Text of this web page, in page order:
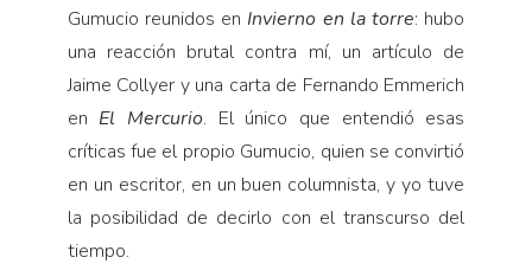
Gumucio reunidos en Invierno en la torre: hubo
una reacción brutal contra mí, un artículo de
Jaime Collyer y una carta de Fernando Emmerich
en El Mercurio. El único que entendió esas
críticas fue el propio Gumucio, quien se convirtió
en un escritor, en un buen columnista, y yo tuve
la posibilidad de decirlo con el transcurso del
tiempo.